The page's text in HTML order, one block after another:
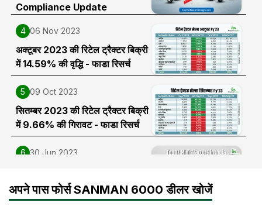
Compliance Update
4 06 Nov 2023
अक्टूबर 2023 की रिटेल ट्रैक्टर बिक्री
में 14.59% की वृद्धि - फाडा रिसर्च
5 09 Oct 2023
सितम्बर 2023 की रिटेल ट्रैक्टर बिक्री
में 9.66% की गिरावट - फाडा रिसर्च
6 30 Jun 2023
2025-2026| Price and
features
अपने पास फोर्स SANMAN 6000 डीलर खोजें